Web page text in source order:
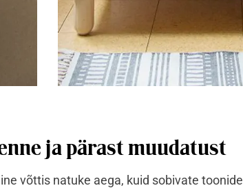
ja pärast muudatust
võttis natuke aega, kuid sobivate toonide